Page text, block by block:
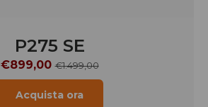
P275 SE
€899,00€1.499,00
Acquista ora